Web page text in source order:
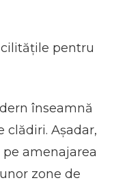
pentru
înseamnă
Așadar,
amenajarea
zone de